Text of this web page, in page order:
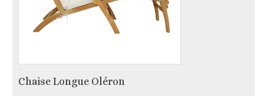
Chaise Longue Oléron